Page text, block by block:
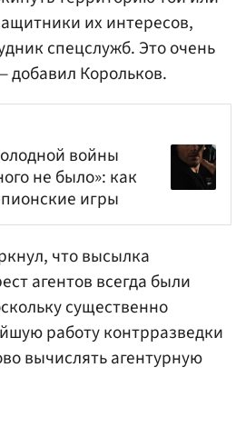
их интересов,
спецслужб. Это очень
добавил Корольков.
войны
не было»: как
игры
что высылка
агентов всегда были
существенно
работу контрразведки
вычислять агентурную